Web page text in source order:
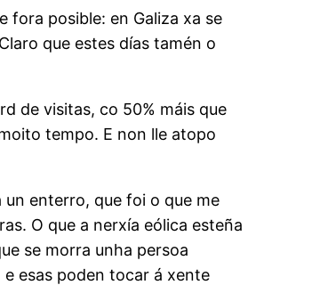
fora posible: en Galiza xa se
que estes días tamén o
de visitas, co 50% máis que
tempo. E non lle atopo
enterro, que foi o que me
O que a nerxía eólica esteña
se morra unha persoa
esas poden tocar á xente